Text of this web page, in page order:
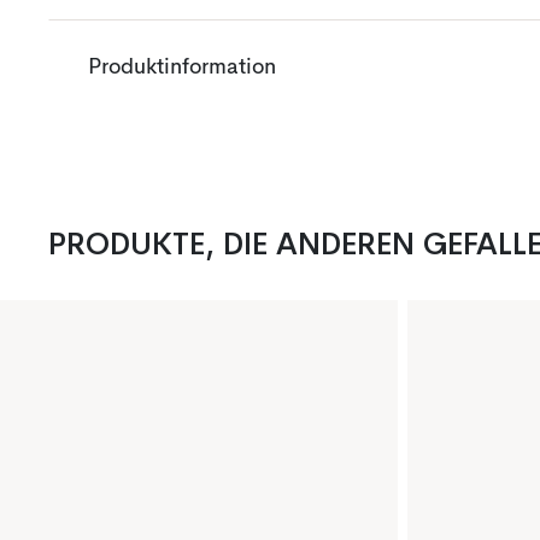
Produktinformation
PRODUKTE, DIE ANDEREN